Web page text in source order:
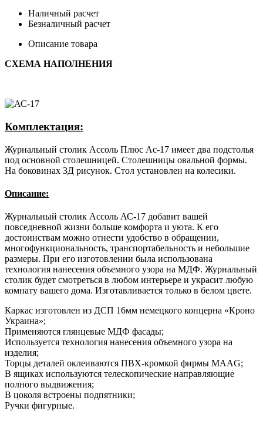
Наличный расчет
Безналичный расчет
Описание товара
СХЕМА НАПОЛНЕНИЯ
Комплектация:
Журнальный столик Ассоль Плюс Ас-17 имеет два подстолья
под основной столешницей. Столешницы овальной формы.
На боковинах 3Д рисунок. Стол установлен на колесики.
Описание:
Журнальный столик Ассоль АС-17 добавит вашей
повседневной жизни больше комфорта и уюта. К его
достоинствам можно отнести удобство в обращении,
многофункциональность, транспортабельность и небольшие
размеры. При его изготовлении была использована
технология нанесения объемного узора на МДФ. Журнальный
столик будет смотреться в любом интерьере и украсит любую
комнату вашего дома. Изготавливается только в белом цвете.
Каркас изготовлен из ДСП 16мм немецкого концерна «Кроно
Украина»;
Применяются глянцевые МДФ фасады;
Используется технология нанесения объемного узора на
изделия;
Торцы деталей оклеиваются ПВХ-кромкой фирмы MAAG;
В ящиках используются телескопические направляющие
полного выдвижения;
В цоколя встроены подпятники;
Ручки фигурные.